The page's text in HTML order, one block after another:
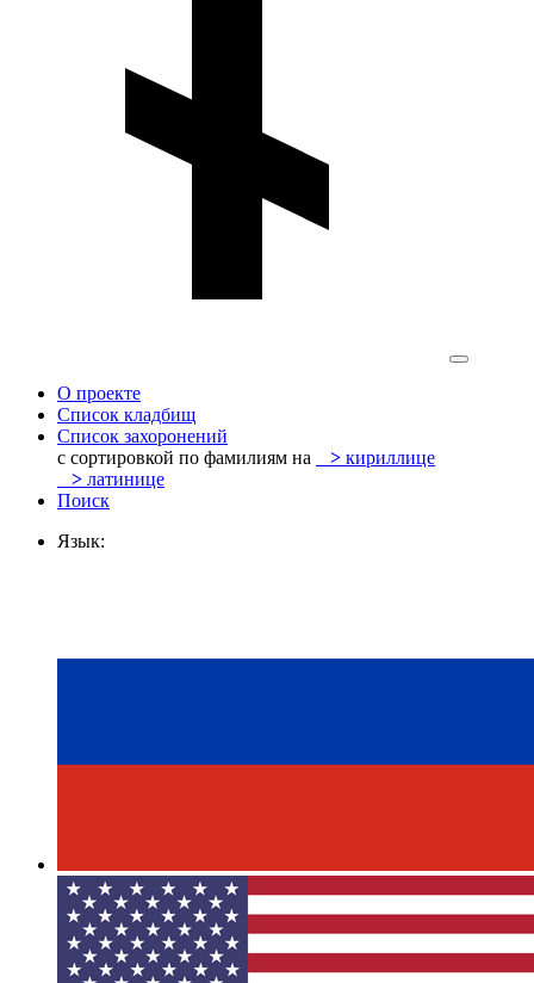
О проекте
Список кладбищ
Список захоронений
с сортировкой по фамилиям на
> кириллице
> латинице
Поиск
Язык: